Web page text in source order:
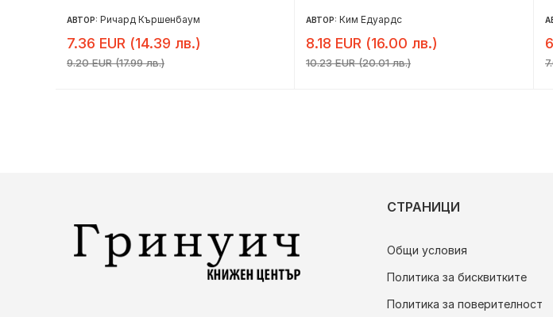
АВТОР: Ричард Кършенбаум
7.36 EUR (14.39 лв.)
9.20 EUR (17.99 лв.)
АВТОР: Ким Едуардс
8.18 EUR (16.00 лв.)
10.23 EUR (20.01 лв.)
СТРАНИЦИ
Общи условия
Политика за бисквитките
Политика за поверителност